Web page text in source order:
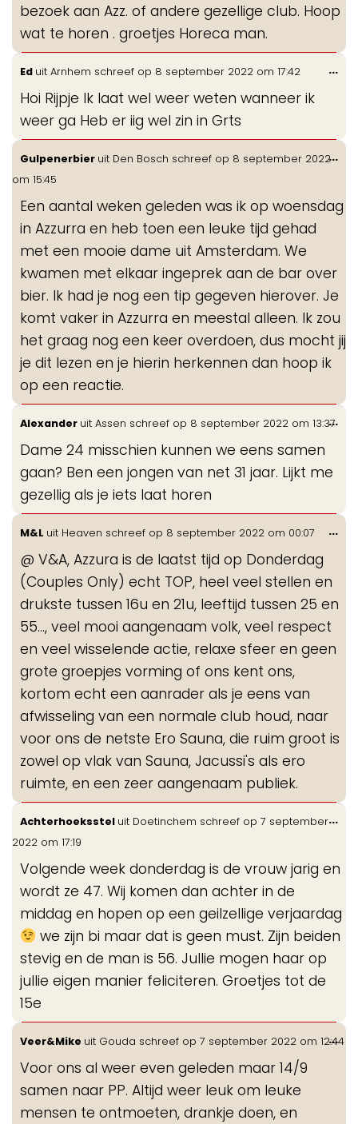
bezoek aan Azz. of andere gezellige club. Hoop
wat te horen . groetjes Horeca man.
Ed uit Arnhem schreef op 8 september 2022 om 17:42
Hoi Rijpje Ik laat wel weer weten wanneer ik
weer ga Heb er iig wel zin in Grts
...
Gulpenerbier uit Den Bosch schreef op 8 september 2022
om 15:45
Een aantal weken geleden was ik op woensdag
in Azzurra en heb toen een leuke tijd gehad
met een mooie dame uit Amsterdam. We
kwamen met elkaar ingeprek aan de bar over
bier. Ik had je nog een tip gegeven hierover. Je
komt vaker in Azzurra en meestal alleen. Ik zou
het graag nog een keer overdoen, dus mocht jij
je dit lezen en je hierin herkennen dan hoop ik
op een reactie.
...
Alexander uit Assen schreef op 8 september 2022 om 13:37
Dame 24 misschien kunnen we eens samen
gaan? Ben een jongen van net 31 jaar. Lijkt me
gezellig als je iets laat horen
...
M&L uit Heaven schreef op 8 september 2022 om 00:07
@ V&A, Azzura is de laatst tijd op Donderdag
(Couples Only) echt TOP, heel veel stellen en
drukste tussen 16u en 21u, leeftijd tussen 25 en
55..., veel mooi aangenaam volk, veel respect
en veel wisselende actie, relaxe sfeer en geen
grote groepjes vorming of ons kent ons,
kortom echt een aanrader als je eens van
afwisseling van een normale club houd, naar
voor ons de netste Ero Sauna, die ruim groot is
zowel op vlak van Sauna, Jacussi's als ero
ruimte, en een zeer aangenaam publiek.
...
Achterhoeksstel uit Doetinchem schreef op 7 september
2022 om 17:19
Volgende week donderdag is de vrouw jarig en
wordt ze 47. Wij komen dan achter in de
middag en hopen op een geilzellige verjaardag
we zijn bi maar dat is geen must. Zijn beiden
stevig en de man is 56. Jullie mogen haar op
jullie eigen manier feliciteren. Groetjes tot de
15e
...
Veer&Mike uit Gouda schreef op 7 september 2022 om 12:44
Voor ons al weer even geleden maar 14/9
samen naar PP. Altijd weer leuk om leuke
mensen te ontmoeten, drankje doen, en
...